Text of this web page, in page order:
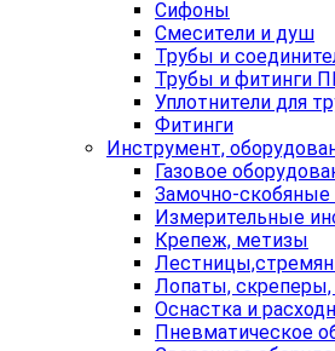
Сифоны
Смесители и душ
Трубы и
Трубы и фитинги
Уплотнители для
Фитинги
Инструмент,
Газовое
Замочно-скобяные
Измерительные
Крепеж, метизы
Лопаты, скреперы,
Оснастка и
Пневматическое